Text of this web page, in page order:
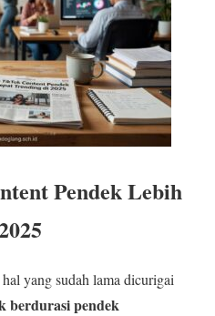
Pendek Lebih
yang sudah lama dicurigai
berdurasi pendek